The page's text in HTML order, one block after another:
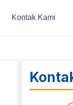
Kontak Kami